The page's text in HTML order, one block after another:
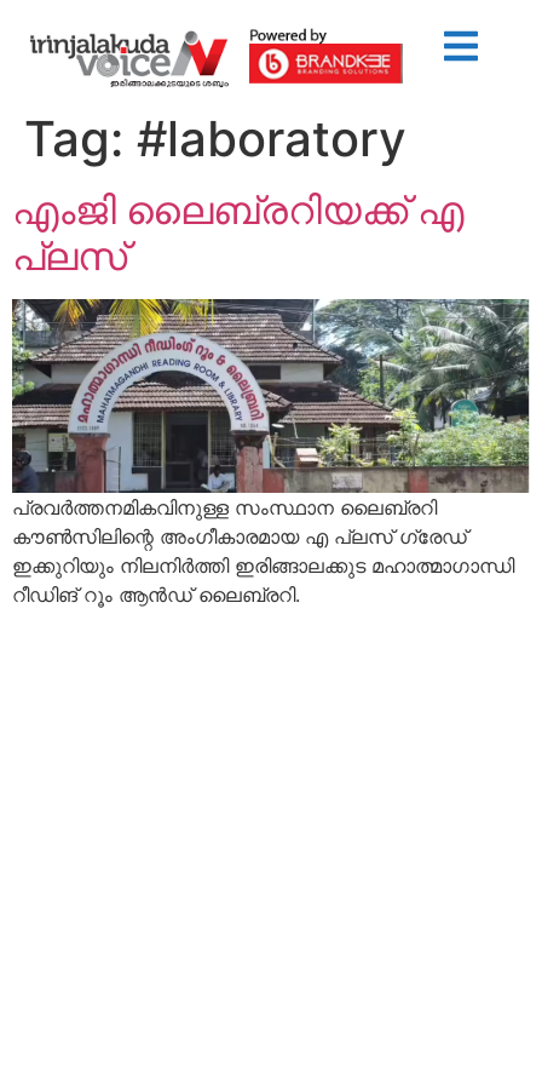
Tag: #laboratory
എംജി ലൈബ്രറിയക്ക് എ
പ്ലസ്
പ്രവർത്തനമികവിനുള്ള സംസ്ഥാന ലൈബ്രറി
കൗൺസിലിന്റെ അംഗീകാരമായ എ പ്ലസ് ഗ്രേഡ്
ഇക്കുറിയും നിലനിർത്തി ഇരിങ്ങാലക്കുട മഹാത്മാഗാന്ധി
റീഡിങ് റൂം ആൻഡ് ലൈബ്രറി.